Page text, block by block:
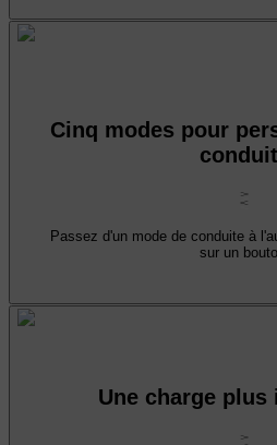
Cinq modes pour
Passez d'un mode de conduite à
sur un
Une charge